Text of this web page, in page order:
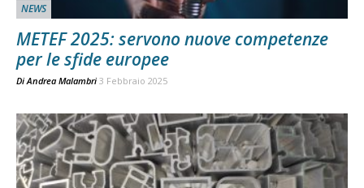
NEWS
METEF 2025: servono nuove competenze
per le sfide europee
DiAndrea Malambri 3 Febbraio 2025